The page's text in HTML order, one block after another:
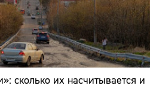
сколько их насчитывается и